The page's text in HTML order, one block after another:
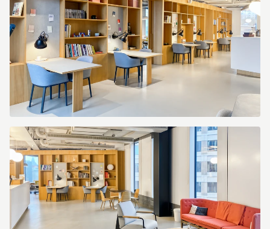
27_Sweden_Centre
5204_Reception.jpg
Spaces_Stockholm,
Hammarbybacken
27_Sweden_Centre
5204_Coworking
1.jpg